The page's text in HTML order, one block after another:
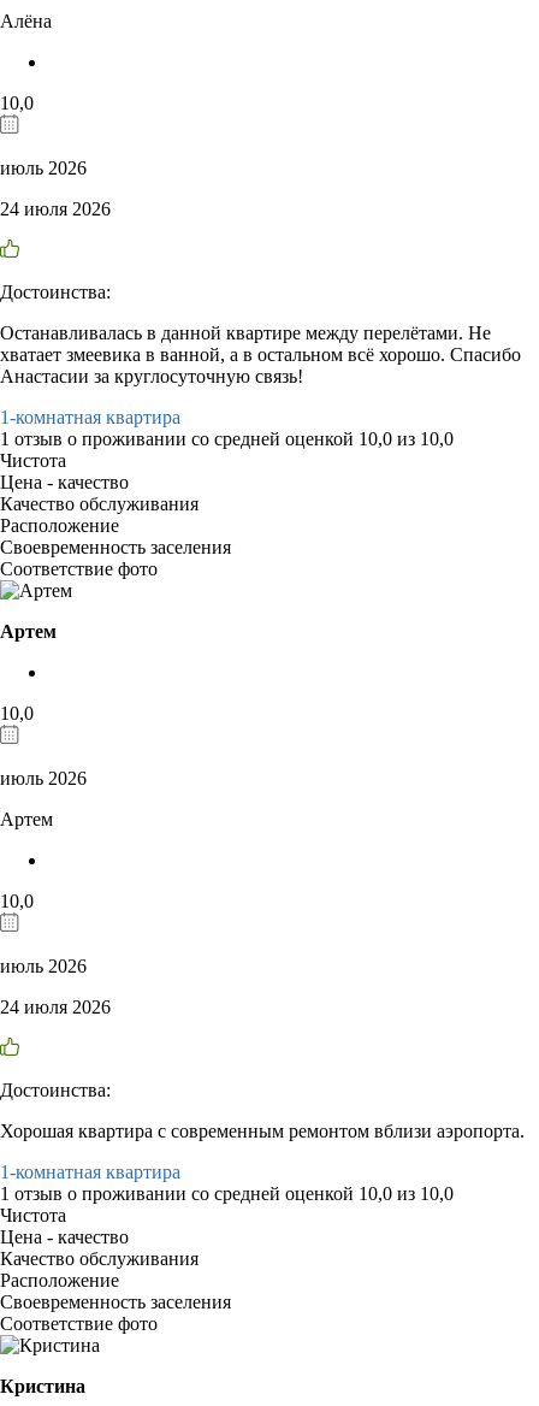
Алёна
10,0
июль 2026
24 июля 2026
Достоинства:
Останавливалась в данной квартире между перелётами. Не
хватает змеевика в ванной, а в остальном всё хорошо. Спасибо
Анастасии за круглосуточную связь!
1-комнатная квартира
1 отзыв о проживании со средней оценкой 10,0 из 10,0
Чистота
Цена - качество
Качество обслуживания
Расположение
Своевременность заселения
Соответствие фото
Артем
10,0
июль 2026
Артем
10,0
июль 2026
24 июля 2026
Достоинства:
Хорошая квартира с современным ремонтом вблизи аэропорта.
1-комнатная квартира
1 отзыв о проживании со средней оценкой 10,0 из 10,0
Чистота
Цена - качество
Качество обслуживания
Расположение
Своевременность заселения
Соответствие фото
Кристина